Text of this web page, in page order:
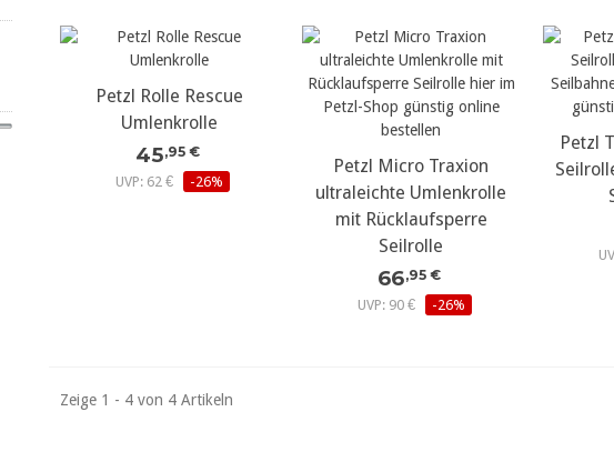
mehr Details...
Petzl Rolle Rescue
Umlenkrolle
45,95 €
UVP: 62 €
-26%
mehr Details...
Petzl Micro Traxion
ultraleichte Umlenkrolle
mit Rücklaufsperre
Seilrolle
66,95 €
UVP: 90 €
-26%
Petzl
Zeige 1 - 4 von 4 Artikeln